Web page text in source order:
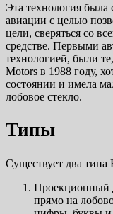
Эта технология была
авиации с целью
цели, сверяться со
средстве. Первыми
технологией, были
Motors в 1988 году,
состоянии и имела
лобовое стекло.
Типы
Существует два типа
Проекционный
прямо на